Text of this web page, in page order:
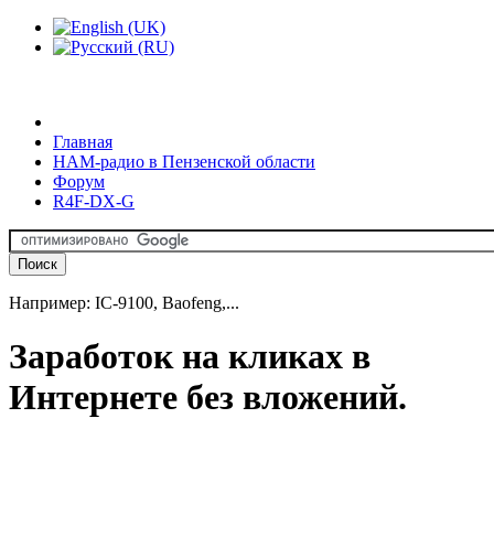
Главная
HAM-радио в Пензенской области
Форум
R4F-DX-G
Например: IC-9100, Baofeng,...
Заработок на кликах в
Интернете без вложений.